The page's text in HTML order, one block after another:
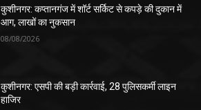
कुशीनगर: कप्तानगंज में शॉर्ट सर्किट से कपड़े की दुकान में
आग, लाखों का नुकसान
08/08/2026
कुशीनगर: एसपी की बड़ी कार्रवाई, 28 पुलिसकर्मी लाइन
हाजिर